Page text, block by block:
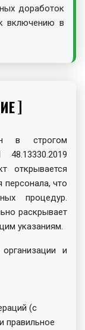
доработок
включению в
в строгом
открывается
персонала, что
процедур.
раскрывает
указаниям.
и
(с
правильное